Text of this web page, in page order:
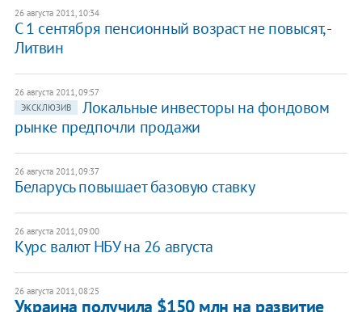
26 августа 2011, 10:34
С 1 сентября пенсионный возраст не повысят, -
Литвин
26 августа 2011, 09:57
ЭКСКЛЮЗИВ
Локальные инвесторы на фондовом
рынке предпочли продажи
26 августа 2011, 09:37
Беларусь повышает базовую ставку
26 августа 2011, 09:00
Курс валют НБУ на 26 августа
26 августа 2011, 08:25
Украина получила $150 млн на развитие